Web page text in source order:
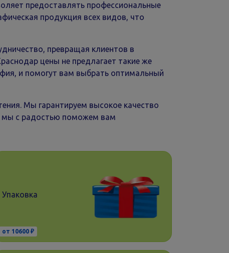
предоставлять профессиональные
продукция всех видов, что
превращая клиентов в
цены не предлагает такие же
и помогут вам выбрать оптимальный
Мы гарантируем высокое качество
мы с радостью поможем вам
от 10600 ₽
Упаковка